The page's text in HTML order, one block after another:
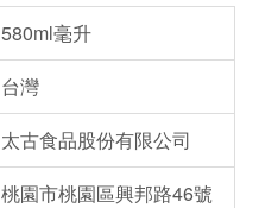
580ml毫升
台灣
太古食品股份有限公司
桃園市桃園區興邦路46號